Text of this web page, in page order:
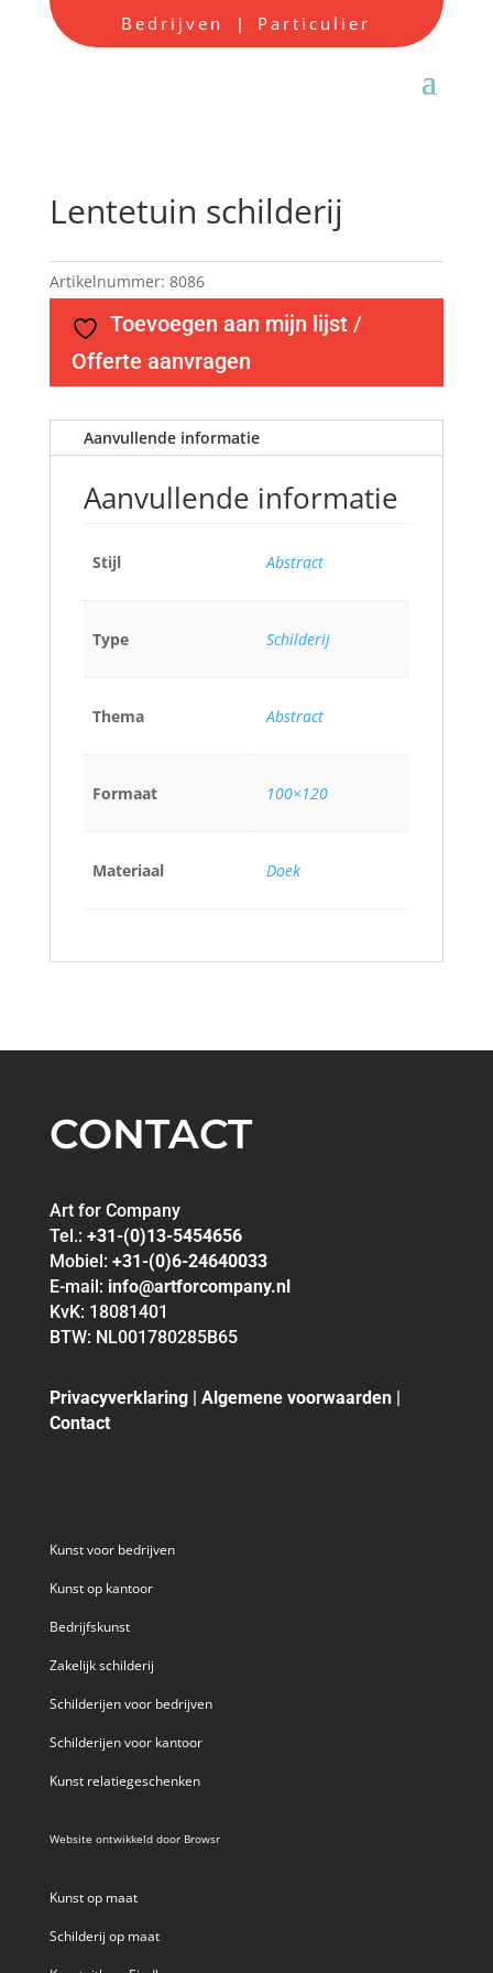
Bedrijven | Particulier
Lentetuin schilderij
Artikelnummer: 8086
Toevoegen aan mijn lijst /
Offerte aanvragen
Aanvullende informatie
Aanvullende informatie
Stijl Abstract
Type Schilderij
Thema Abstract
Formaat 100×120
Materiaal Doek
CONTACT
Art for Company
Tel.: +31-(0)13-5454656
Mobiel: +31-(0)6-24640033
E-mail: info@artforcompany.nl
KvK: 18081401
BTW: NL001780285B65
Privacyverklaring| Algemene voorwaarden|
Contact
Kunst voor bedrijven
Kunst op kantoor
Bedrijfskunst
Zakelijk schilderij
Schilderijen voor bedrijven
Schilderijen voor kantoor
Kunst relatiegeschenken
Website ontwikkeld door Browsr
Kunst op maat
Schilderij op maat